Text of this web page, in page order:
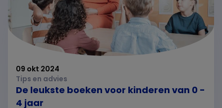
09 okt 2024
Tips en advies
De leukste boeken voor kinderen van 0 -
4 jaar